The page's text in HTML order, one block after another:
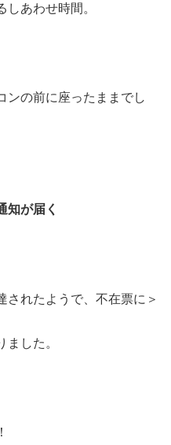
あわせ時間。
ンの前に座ったままでし
知が届く
されたようで、不在票に＞
した。